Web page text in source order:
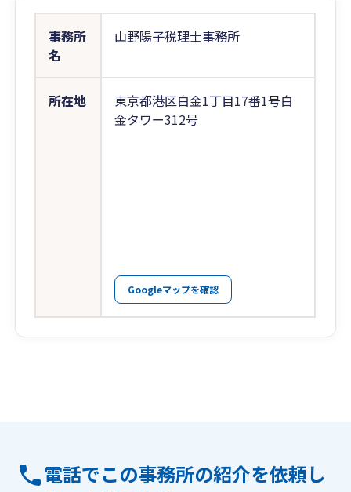
事務所
名
山野陽子税理士事務所
所在地
東京都港区白金1丁目17番1号白
金タワー312号
Googleマップを確認
電話でこの事務所の紹介を依頼し